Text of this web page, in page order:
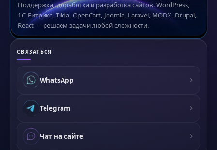
Поддержка, доработка и разработка сайтов. WordPress,
1С-Битрикс, Tilda, OpenCart, Joomla, Laravel, MODX, Drupal,
React — решаем задачи любой сложности.
СВЯЗАТЬСЯ
WhatsApp
Telegram
Чат на сайте